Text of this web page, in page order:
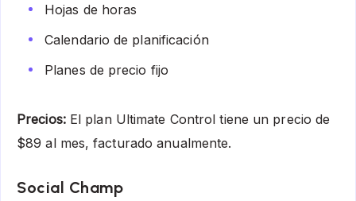
Hojas de horas
Calendario de planificación
Planes de precio fijo
Precios: El plan Ultimate Control tiene un precio de
$89 al mes, facturado anualmente.
Social Champ